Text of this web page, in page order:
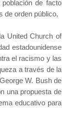
de facto
de orden público,
United Church of
estadounidense
el racismo y las
a través de la
W. Bush de
una propuesta de
educativo para